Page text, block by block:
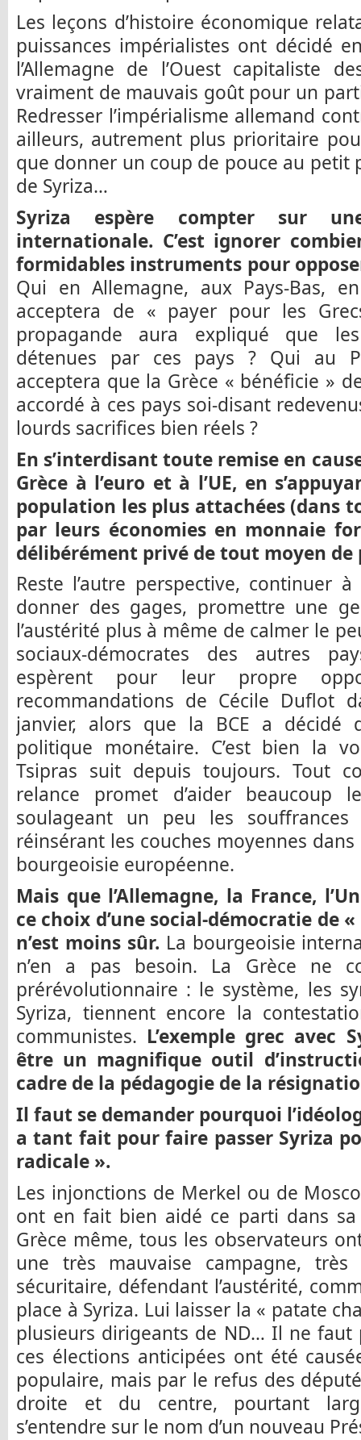
Les leçons d’histoire économique
puissances impérialistes ont décidé
l’Allemagne de l’Ouest capitaliste
vraiment de mauvais goût pour un
Redresser l’impérialisme allemand
ailleurs, autrement plus prioritaire
que donner un coup de pouce au petit
de Syriza…
Syriza espère compter sur
internationale. C’est ignorer
formidables instruments pour
Qui en Allemagne, aux Pays-Bas,
acceptera de « payer pour les
propagande aura expliqué que
détenues par ces pays ? Qui au
acceptera que la Grèce « bénéficie »
accordé à ces pays soi-disant
lourds sacrifices bien réels ?
En s’interdisant toute remise en
Grèce à l’euro et à l’UE, en
population les plus attachées (dans
par leurs économies en monnaie
délibérément privé de tout moyen de
Reste l’autre perspective, continuer
donner des gages, promettre une
l’austérité plus à même de calmer le
sociaux-démocrates des autres
espèrent pour leur propre
recommandations de Cécile Duflot
janvier, alors que la BCE a décidé
politique monétaire. C’est bien la
Tsipras suit depuis toujours. Tout
relance promet d’aider beaucoup
soulageant un peu les
réinsérant les couches moyennes
bourgeoisie européenne.
Mais que l’Allemagne, la France,
ce choix d’une social-démocratie de
n’est moins sûr. La bourgeoisie
n’en a pas besoin. La Grèce ne
prérévolutionnaire : le système, les
Syriza, tiennent encore la
communistes. L’exemple grec avec
être un magnifique outil
cadre de la pédagogie de la
Il faut se demander pourquoi
a tant fait pour faire passer Syriza
radicale ».
Les injonctions de Merkel ou de
ont en fait bien aidé ce parti dans sa
Grèce même, tous les observateurs
une très mauvaise campagne,
sécuritaire, défendant l’austérité,
place à Syriza. Lui laisser la « patate
plusieurs dirigeants de ND… Il ne
ces élections anticipées ont été
populaire, mais par le refus des
droite et du centre, pourtant
s’entendre sur le nom d’un nouveau